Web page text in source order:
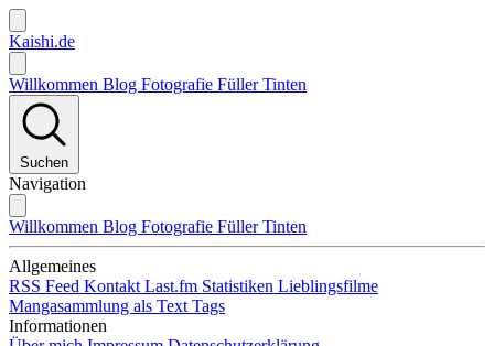
Kaishi.de
Willkommen Blog Fotografie FüllerTinten
Suchen
Navigation
Willkommen Blog Fotografie FüllerTinten
Allgemeines
RSS Feed Kontakt Last.fm Statistiken Lieblingsfilme
Mangasammlung als Text Tags
Informationen